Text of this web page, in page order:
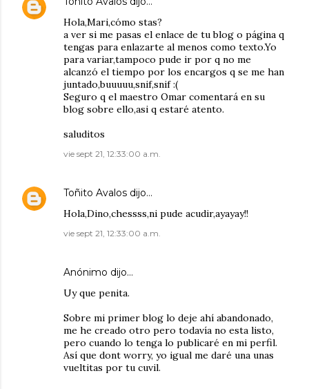
Hola,Mari,cómo stas?
a ver si me pasas el enlace de tu blog o página q
tengas para enlazarte al menos como texto.Yo
para variar,tampoco pude ir por q no me
alcanzó el tiempo por los encargos q se me han
juntado,buuuuu,snif,snif :(
Seguro q el maestro Omar comentará en su
blog sobre ello,asi q estaré atento.
saluditos
vie sept 21, 12:33:00 a.m.
Toñito Avalos dijo…
Hola,Dino,chessss,ni pude acudir,ayayay!!
vie sept 21, 12:33:00 a.m.
Anónimo dijo…
Uy que penita.
Sobre mi primer blog lo deje ahí abandonado,
me he creado otro pero todavía no esta listo,
pero cuando lo tenga lo publicaré en mi perfil.
Así que dont worry, yo igual me daré una unas
vueltitas por tu cuvil.